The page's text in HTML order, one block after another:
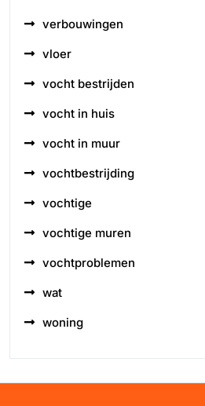
verbouwingen
vloer
vocht bestrijden
vocht in huis
vocht in muur
vochtbestrijding
vochtige
vochtige muren
vochtproblemen
wat
woning